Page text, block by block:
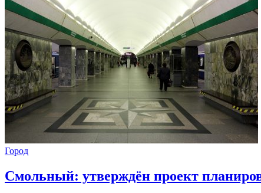
Город
Смольный: утверждён проект